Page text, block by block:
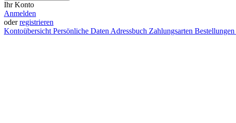
Ihr Konto
Anmelden
oderregistrieren
KontoübersichtPersönliche DatenAdressbuch Zahlungsarten Bestellungen